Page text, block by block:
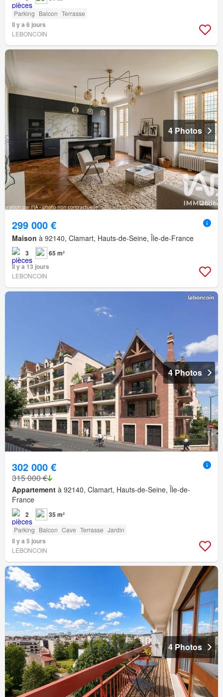
Parking Balcon Terrasse
Il y a 6 jours
LEBONCOIN
4 Photos
299 000 €
Maison à 92140, Clamart, Hauts-de-Seine, Île-de-France
3
65 m²
Il y a 13 jours
LEBONCOIN
4 Photos
302 000 €
315 000 €
Appartement à 92140, Clamart, Hauts-de-Seine, Île-de-
France
2 35 m²
Parking Balcon Cave Terrasse Jardin
Il y a 5 jours
LEBONCOIN
4 Photos